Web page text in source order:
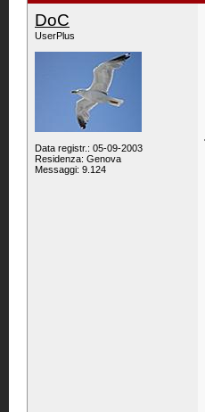
DoC
UserPlus
Data registr.: 05-09-2003
Residenza: Genova
Messaggi: 9.124